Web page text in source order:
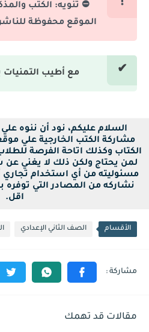
⛔ تنويه: الكتب
الموقع محفوظة للناشر
مع أطيب التمنيات
السلام عليكم، نود أن ننوه
مشاركة الكتب الخارجية علي
الكتاب وكذلك اتاحة الفرصة
لمن يحتاج ولكن ذلك لا يغني عن
مسئوليته من أي استخدام
اقل.
الأقسام الصف الثاني الإعدادي
مقالات قد تهمك